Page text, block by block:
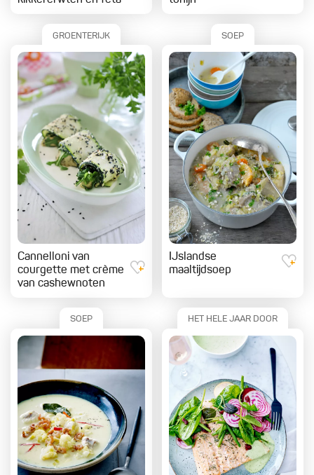
GROENTERIJK
Cannelloni van
courgette met crème
van cashewnoten
SOEP
IJslandse
maaltijdsoep
SOEP HET HELE JAAR DOOR